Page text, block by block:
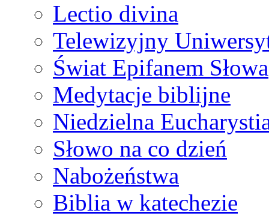
Lectio divina
Telewizyjny
Świat Epifanem Słowa
Medytacje biblijne
Niedzielna
Słowo na co dzień
Nabożeństwa
Biblia w katechezie